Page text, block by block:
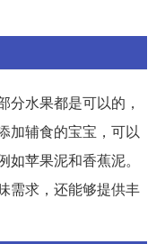
分水果都是可以的，
加辅食的宝宝，可以
苹果泥和香蕉泥。
需求，还能够提供丰